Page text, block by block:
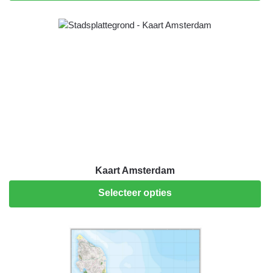
Kaart Amsterdam
Selecteer opties